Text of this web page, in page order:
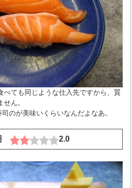
べても同じような仕入先ですから、質
ん。
のが美味いくらいなんだよなあ。
2.0